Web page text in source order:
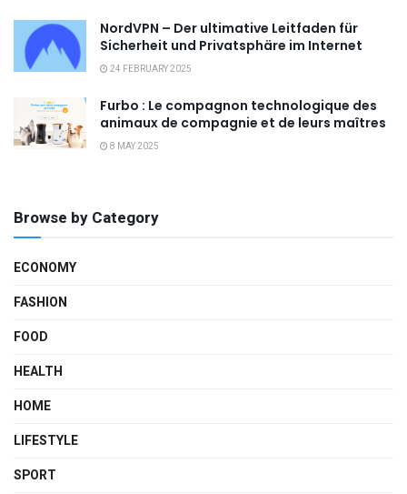
NordVPN – Der ultimative Leitfaden für
Sicherheit und Privatsphäre im Internet
24 FEBRUARY 2025
Furbo : Le compagnon technologique des
animaux de compagnie et de leurs maîtres
8 MAY 2025
Browse by Category
ECONOMY
FASHION
FOOD
HEALTH
HOME
LIFESTYLE
SPORT